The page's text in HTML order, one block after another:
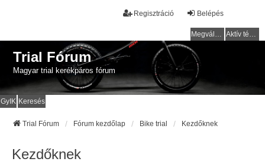
Belépés
Regisztráció
Megválaszolatlan témák Aktív témák
Trial Fórum
Magyar trial kerékpáros fórum
GyIK Keresés
Trial Fórum Fórum kezdőlap Bike trial Kezdőknek
Kezdőknek